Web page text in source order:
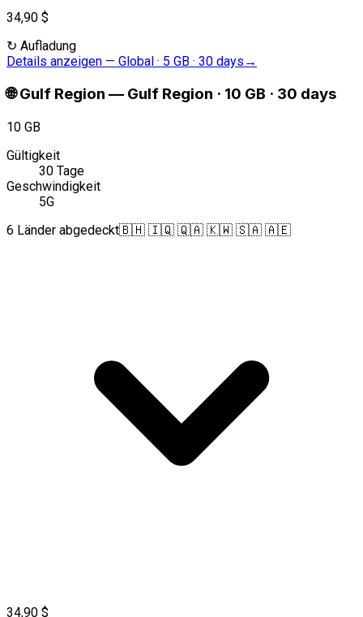
34,90 $
↻ Aufladung
Details anzeigen — Global · 5 GB · 30 days →
🌐 Gulf Region — Gulf Region · 10 GB · 30 days
10 GB
Gültigkeit
30 Tage
Geschwindigkeit
5G
6 Länder abgedeckt🇧🇭 🇮🇶 🇶🇦 🇰🇼 🇸🇦 🇦🇪
34,90 $